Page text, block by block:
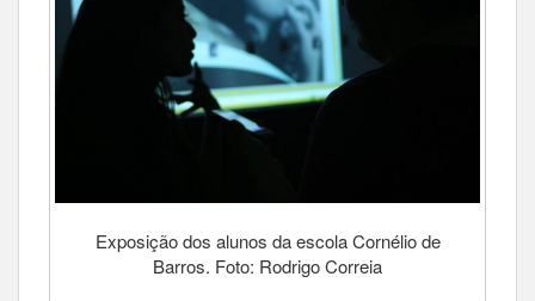
Exposição dos alunos da escola Cornélio de
Barros. Foto: Rodrigo Correia